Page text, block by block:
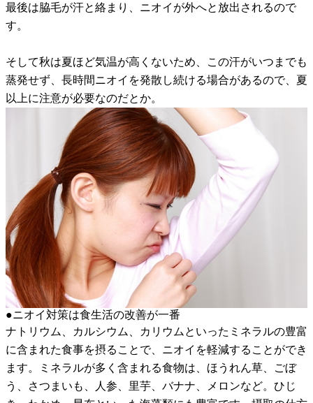
最後は脇毛が汗と絡まり、ニオイが外へと放出されるので
す。
そして秋は夏ほど気温が高くないため、この汗がいつまでも
蒸発せず、長時間ニオイを発散し続ける場合があるので、夏
以上に注意が必要なのだとか。
●ニオイ対策は食生活の改善が一番
ナトリウム、カルシウム、カリウムといったミネラルの豊富
に含まれた食事を摂ることで、ニオイを軽減することができ
ます。ミネラルが多く含まれる食物は、ほうれん草、ごぼ
う、さつまいも、人参、里芋、バナナ、メロンなど。ひじ